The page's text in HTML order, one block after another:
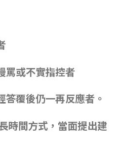
或不實指控者
覆後仍一再反應者。
時間方式，當面提出建